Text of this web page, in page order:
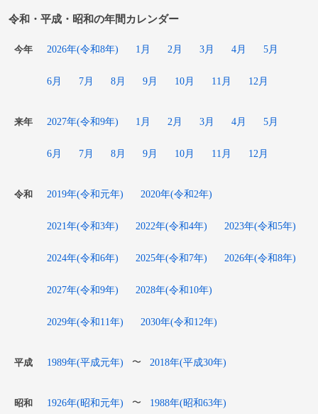
令和・平成・昭和の年間カレンダー
今年 2026年(令和8年) 1月 2月 3月 4月 5月
6月 7月 8月 9月 10月 11月 12月
来年 2027年(令和9年) 1月 2月 3月 4月 5月
6月 7月 8月 9月 10月 11月 12月
令和 2019年(令和元年) 2020年(令和2年)
2021年(令和3年) 2022年(令和4年) 2023年(令和5年)
2024年(令和6年) 2025年(令和7年) 2026年(令和8年)
2027年(令和9年) 2028年(令和10年)
2029年(令和11年) 2030年(令和12年)
平成 1989年(平成元年) 〜 2018年(平成30年)
昭和 1926年(昭和元年) 〜 1988年(昭和63年)